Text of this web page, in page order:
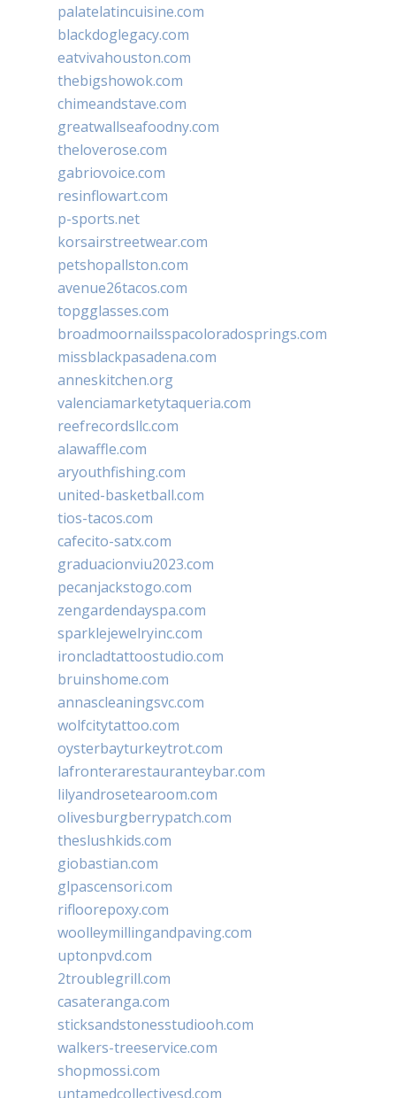
palatelatincuisine.com
blackdoglegacy.com
eatvivahouston.com
thebigshowok.com
chimeandstave.com
greatwallseafoodny.com
theloverose.com
gabriovoice.com
resinflowart.com
p-sports.net
korsairstreetwear.com
petshopallston.com
avenue26tacos.com
topgglasses.com
broadmoornailsspacoloradosprings.com
missblackpasadena.com
anneskitchen.org
valenciamarketytaqueria.com
reefrecordsllc.com
alawaffle.com
aryouthfishing.com
united-basketball.com
tios-tacos.com
cafecito-satx.com
graduacionviu2023.com
pecanjackstogo.com
zengardendayspa.com
sparklejewelryinc.com
ironcladtattoostudio.com
bruinshome.com
annascleaningsvc.com
wolfcitytattoo.com
oysterbayturkeytrot.com
lafronterarestauranteybar.com
lilyandrosetearoom.com
olivesburgberrypatch.com
theslushkids.com
giobastian.com
glpascensori.com
rifloorepoxy.com
woolleymillingandpaving.com
uptonpvd.com
2troublegrill.com
casateranga.com
sticksandstonesstudiooh.com
walkers-treeservice.com
shopmossi.com
untamedcollectivesd.com